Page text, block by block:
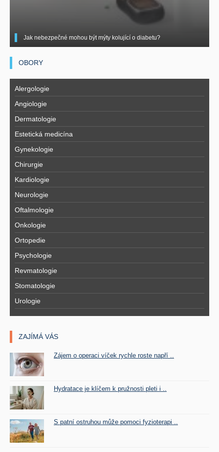
Jak nebezpečné mohou být mýty kolující o diabetu?
OBORY
Alergologie
Angiologie
Dermatologie
Estetická medicína
Gynekologie
Chirurgie
Kardiologie
Neurologie
Oftalmologie
Onkologie
Ortopedie
Psychologie
Revmatologie
Stomatologie
Urologie
ZAJÍMÁ VÁS
Zájem o operaci víček rychle roste napří ..
Hydratace je klíčem k pružnosti pleti i ..
S patní ostruhou může pomoci fyzioterapi ..